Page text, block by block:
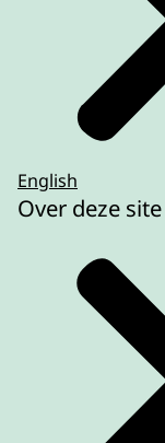
English
Over deze site